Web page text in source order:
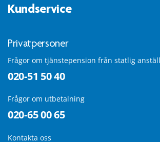
Kundservice
Privatpersoner
Frågor om tjänstepension från statlig
020-51 50 40
Frågor om utbetalning
020-65 00 65
Kontakta oss